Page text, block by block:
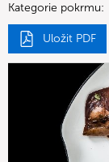
Kategorie pokrmu:
Uložit PDF